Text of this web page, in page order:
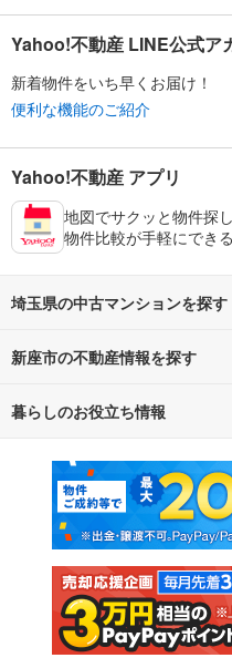
Yahoo!不動産 LINE公式ア
新着物件をいち早くお届け！
便利な機能のご紹介
Yahoo!不動産 アプリ
地図でサクッと物件探し
物件比較が手軽にできる
埼玉県の中古マンションを探す
路線・駅から探す
通勤・通学時間から探す
新座市の不動産情報を探す
不動産・住宅
新築マンション
新築一戸建て
注文住宅
売却査定
暮らしのお役立ち情報
マンションカタログ